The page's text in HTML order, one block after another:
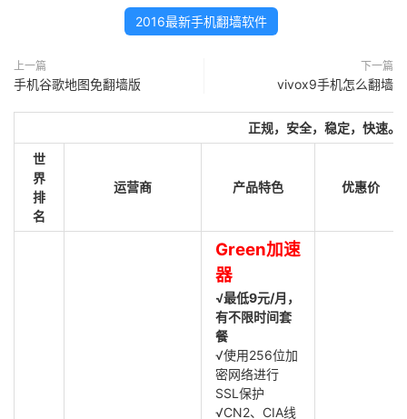
2016最新手机翻墙软件
上一篇
手机谷歌地图免翻墙版
下一篇
vivox9手机怎么翻墙
正规，安全，稳定，快速。
世
界
排
名
运营商 产品特色 优惠价
Green加速
器
√最低9元/月，
有不限时间套
餐
√使用256位加
密网络进行
SSL保护
√CN2、CIA线